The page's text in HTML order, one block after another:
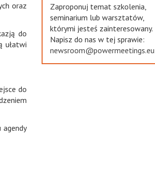
oraz
do
ułatwi
do
Zaproponuj temat szkolenia,
seminarium lub warsztatów,
którymi jesteś zainteresowany.
Napisz do nas w tej sprawie:
newsroom@powermeetings.eu